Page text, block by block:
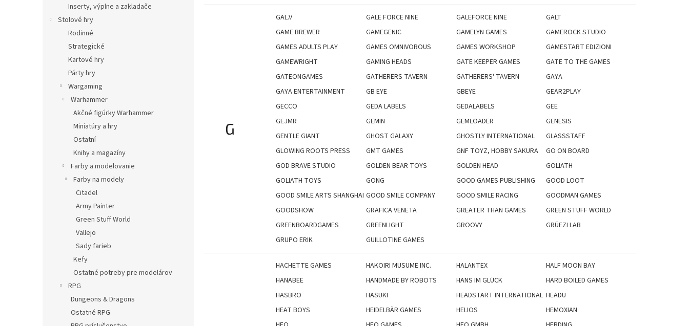
Inserty, výplne a zakladače
Stolové hry
Rodinné
Strategické
Kartové hry
Párty hry
Wargaming
Warhammer
Akčné figúrky Warhammer
Miniatúry a hry
Ostatní
Knihy a magazíny
Farby a modelovanie
Farby na modely
Citadel
Army Painter
Green Stuff World
Vallejo
Sady farieb
Kefy
Ostatné potreby pre modelárov
RPG
Dungeons & Dragons
Ostatné RPG
G
GAL.V GALE FORCE NINE GALEFORCE NINE
GALT
GAME BREWER
GAMEGENIC GAMELYN GAMES
GAMEROCK STUDIO
GAMES ADULTS PLAY
GAMES OMNIVOROUS GAMES WORKSHOP
GAMESTART EDIZIONI
GAMEWRIGHT
GAMING HEADS GATE KEEPER GAMES
GATE TO THE GAMES
GATEONGAMES
GATHERERS TAVERN GATHERERS' TAVERN
GAYA
GAYA ENTERTAINMENT
GB EYE GBEYE
GEAR2PLAY
GECCO
GEDA LABELS GEDALABELS
GEE
GEJMR
GEMIN GEMLOADER
GENESIS
GENTLE GIANT
GHOST GALAXY GHOSTLY INTERNATIONAL
GLASSSTAFF
GLOWING ROOTS PRESS
GMT GAMES GNF TOYZ, HOBBY SAKURA
GO ON BOARD
GOD BRAVE STUDIO
GOLDEN BEAR TOYS GOLDEN HEAD
GOLIATH
GOLIATH TOYS
GONG GOOD GAMES PUBLISHING
GOOD LOOT
GOOD SMILE ARTS SHANGHAI GOOD SMILE COMPANY GOOD SMILE RACING
GOODMAN GAMES
GOODSHOW
GRAFICA VENETA GREATER THAN GAMES
GREEN STUFF WORLD
GREENBOARDGAMES
GREENLIGHT GROOVY
GRÜEZI LAB
GRUPO ERIK
GUILLOTINE GAMES
HACHETTE GAMES HAKOIRI MUSUME INC. HALANTEX
HALF MOON BAY
HANABEE
HANDMADE BY ROBOTS HANS IM GLÜCK
HARD BOILED GAMES
HASBRO
HASUKI HEADSTART INTERNATIONAL HEADU
HEAT BOYS
HEIDELBÄR GAMES HELIOS
HEMOXIAN